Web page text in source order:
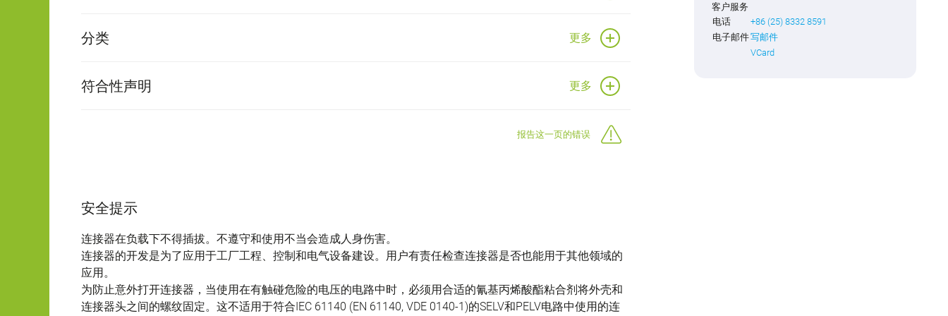
分类 更多
符合性声明 更多
报告这一页的错误
安全提示
连接器在负载下不得插拔。不遵守和使用不当会造成人身伤害。
连接器的开发是为了应用于工厂工程、控制和电气设备建设。用户有责任检查连接器是否也能用于其他领域的
应用。
为防止意外打开连接器，当使用在有触碰危险的电压的电路中时，必须用合适的氰基丙烯酸酯粘合剂将外壳和
连接器头之间的螺纹固定。这不适用于符合IEC 61140 (EN 61140, VDE 0140-1)的SELV和PELV电路中使用的连
客户服务
电话
+86 (25) 8332 8591
电子邮件写邮件
VCard